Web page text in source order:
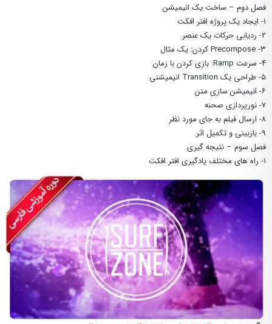
فصل دوم – ساخت یک انیمیشن
۱- ایجاد یک پروژه افتر افکت
۲- ردیابی حرکات یک عنصر
۳- Precompose کردن: یک مثال
۴- سرعت Ramp:‌ بازی کردن با زمان
۵- طراحی یک Transition انیمیشنی
۶- انیمیشن سازی متن
۷- نورپردازی صحنه
۸- ارسال فیلم به جای مورد نظر
۹- بازبینی و تکمیل اثر
فصل سوم – نتیجه گیری
۱- راه های مختلف یادگیری افتر افکت